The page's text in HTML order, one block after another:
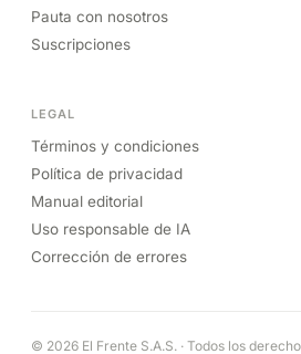
Pauta con nosotros
Suscripciones
LEGAL
Términos y condiciones
Política de privacidad
Manual editorial
Uso responsable de IA
Corrección de errores
© 2026 El Frente S.A.S. · Todos los